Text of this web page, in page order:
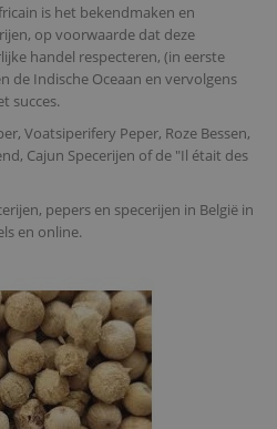
is het bekendmaken en
op voorwaarde dat deze
handel respecteren, (in eerste
de Indische Oceaan en vervolgens
succes.
Voatsiperifery Peper, Roze Bessen,
Cajun Specerijen of de "Il était des
pepers en specerijen in België in
en online.